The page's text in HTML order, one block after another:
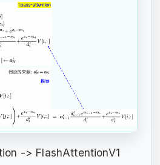
-> FlashAttentionV1